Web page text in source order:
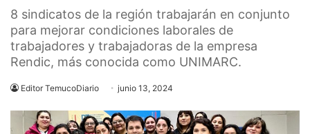
8 sindicatos de la región trabajarán en conjunto
para mejorar condiciones laborales de
trabajadores y trabajadoras de la empresa
Rendic, más conocida como UNIMARC.
Editor TemucoDiario junio 13, 2024